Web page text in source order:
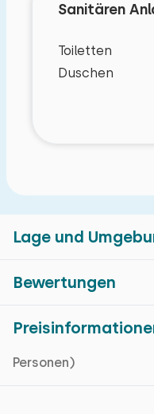
Personen)
Sanitären
Toiletten
Duschen
Lage und
Kartenanzeige
Bewertungen
8,8
Bewertungen